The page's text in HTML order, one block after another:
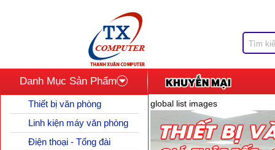
Danh Mục Sản Phẩm
Thiết bị văn phòng
Linh kiện máy văn phòng
Điện thoại - Tổng đài
global list images